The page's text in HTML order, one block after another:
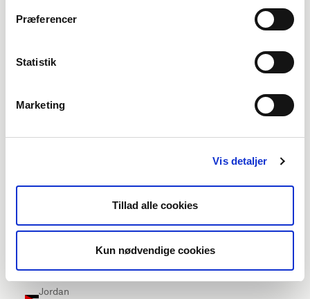
Præferencer
Statistik
Marketing
Vis detaljer
Tillad alle cookies
Kun nødvendige cookies
(EUR €)
(EUR €)
$)
(USD $)
(USD $)
(EUR €)
Jordan